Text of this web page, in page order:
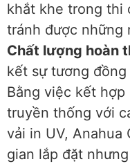
khắt khe trong thi
tránh được những
Chất lượng hoàn
kết sự tương
Bằng việc kết
truyền thống với
vải in UV,
gian lắp đặt